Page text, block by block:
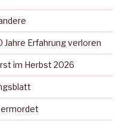
Erfahrung verloren
im Herbst 2026